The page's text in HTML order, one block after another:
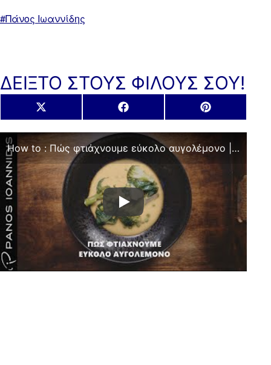
ΜεΠάνος Ιωαννίδης
ΔΕΙΞΤΟ ΣΤΟΥΣ ΦΙΛΟΥΣ ΣΟΥ!
Share
on
X
(Twitter)
Share
on
Facebook
Share
on
Pinterest
How to : Πώς φτιάχνουμε εύκολο αυγολέμονο | Master Class by chef Panos Ioannidis